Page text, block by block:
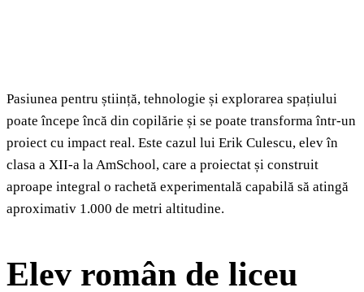
Pasiunea pentru știință, tehnologie și explorarea spațiului
poate începe încă din copilărie și se poate transforma într-un
proiect cu impact real. Este cazul lui Erik Culescu, elev în
clasa a XII-a la AmSchool, care a proiectat și construit
aproape integral o rachetă experimentală capabilă să atingă
aproximativ 1.000 de metri altitudine.
Elev român de liceu